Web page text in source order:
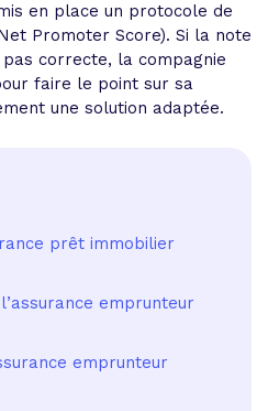
en place un protocole de
Promoter Score). Si la note
pas correcte, la compagnie
faire le point sur sa
une solution adaptée.
prêt immobilier
emprunteur
emprunteur